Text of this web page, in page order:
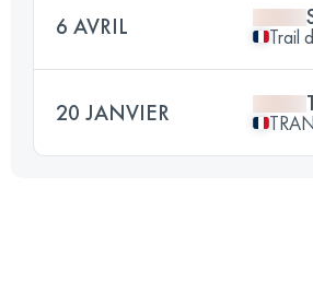
6 AVRIL Trail
20 JANVIER